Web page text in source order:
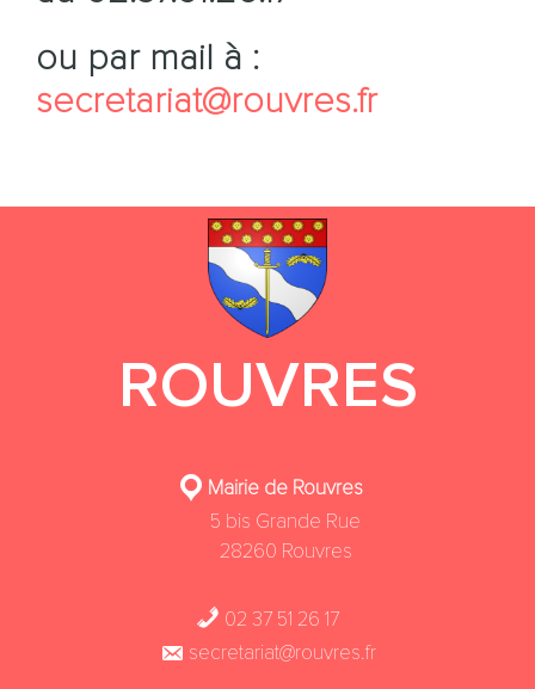
ou par mail à :
secretariat@rouvres.fr
ROUVRES
Mairie de Rouvres
5 bis Grande Rue
28260 Rouvres
02 37 51 26 17
secretariat@rouvres.fr